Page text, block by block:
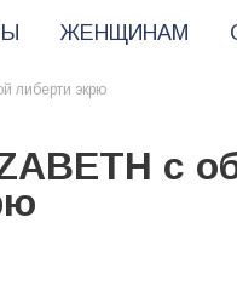
ЖЕНЩИНАМ
либерти экрю
с